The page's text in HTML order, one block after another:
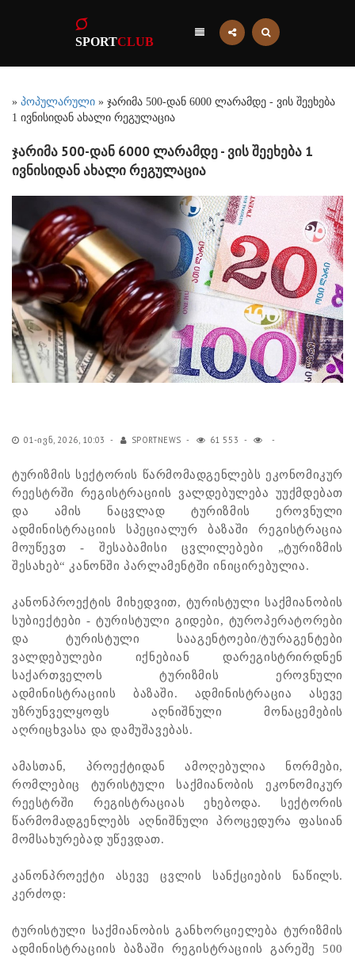
SPORTCLUB
» პოპულარული » ჯარიმა 500-დან 6000 ლარამდე - ვის შეეხება
1 ივნისიდან ახალი რეგულაცია
ჯარიმა 500-დან 6000 ლარამდე - ვის შეეხება 1
ივნისიდან ახალი რეგულაცია
01-ᲘᲕᲜ, 2026, 10:03 SPORTNEWS 61 553
ტურიზმის სექტორის წარმომადგენლებს ეკონომიკურ
რეესტრში რეგისტრაციის ვალდებულება უუქმდებათ
და ამის ნაცვლად ტურიზმის ეროვნული
ადმინისტრაციის სპეციალურ ბაზაში რეგისტრაცია
მოუწევთ - შესაბამისი ცვლილებები „ტურიზმის
შესახებ“ კანონში პარლამენტში ინიცირებულია.
კანონპროექტის მიხედვით, ტურისტული საქმიანობის
სუბიექტები - ტურისტული გიდები, ტუროპერატორები
და ტურისტული სააგენტოები/ტურაგენტები
ვალდებულები იქნებიან დარეგისტრირდნენ
საქართველოს ტურიზმის ეროვნული
ადმინისტრაციის ბაზაში. ადმინისტრაცია ასევე
უზრუნველყოფს აღნიშნული მონაცემების
აღრიცხვასა და დამუშავებას.
ამასთან, პროექტიდან ამოღებულია ნორმები,
რომლებიც ტურისტული საქმიანობის ეკონომიკურ
რეესტრში რეგისტრაციას ეხებოდა. სექტორის
წარმომადგენლებს აღნიშნული პროცედურა ფასიან
მომსახურებად უწევდათ.
კანონპროექტი ასევე ცვლის სანქციების ნაწილს.
კერძოდ:
ტურისტული საქმიანობის განხორციელება ტურიზმის
ადმინისტრაციის ბაზაში რეგისტრაციის გარეშე 500